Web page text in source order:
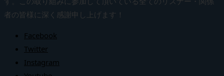
者の皆様に深く感謝申し上げます！
Facebook
Twitter
Instagram